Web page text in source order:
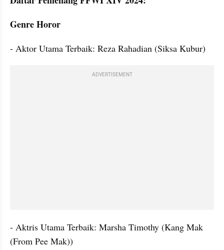
Genre Horor
- Aktor Utama Terbaik: Reza Rahadian (Siksa Kubur)
ADVERTISEMENT
- Aktris Utama Terbaik: Marsha Timothy (Kang Mak
(From Pee Mak))